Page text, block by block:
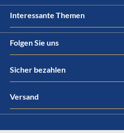
Interessante Themen
Folgen Sie uns
Sicher bezahlen
Versand